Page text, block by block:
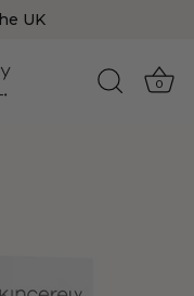
UK
0